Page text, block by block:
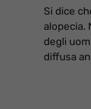
Si dice
alopecia.
degli
diffusa